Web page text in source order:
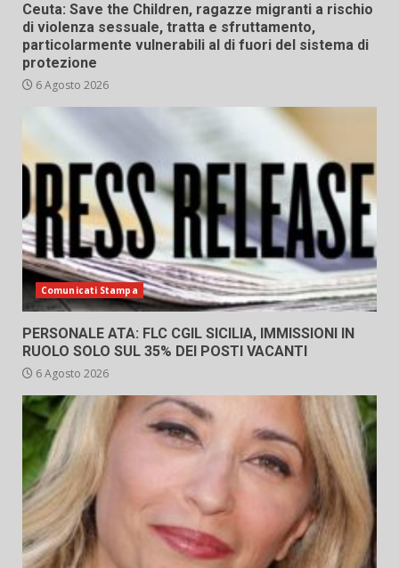
Ceuta: Save the Children, ragazze migranti a rischio
di violenza sessuale, tratta e sfruttamento,
particolarmente vulnerabili al di fuori del sistema di
protezione
6 Agosto 2026
Comunicati Stampa
PERSONALE ATA: FLC CGIL SICILIA, IMMISSIONI IN
RUOLO SOLO SUL 35% DEI POSTI VACANTI
6 Agosto 2026